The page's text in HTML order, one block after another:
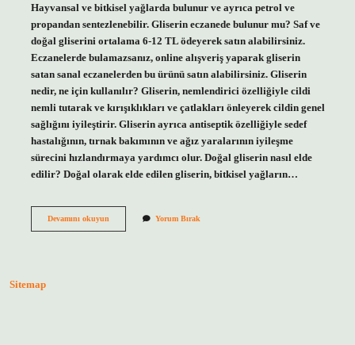
Hayvansal ve bitkisel yağlarda bulunur ve ayrıca petrol ve
propandan sentezlenebilir. Gliserin eczanede bulunur mu? Saf ve
doğal gliserini ortalama 6-12 TL ödeyerek satın alabilirsiniz.
Eczanelerde bulamazsanız, online alışveriş yaparak gliserin
satan sanal eczanelerden bu ürünü satın alabilirsiniz. Gliserin
nedir, ne için kullanılır? Gliserin, nemlendirici özelliğiyle cildi
nemli tutarak ve kırışıklıkları ve çatlakları önleyerek cildin genel
sağlığını iyileştirir. Gliserin ayrıca antiseptik özelliğiyle sedef
hastalığının, tırnak bakımının ve ağız yaralarının iyileşme
sürecini hızlandırmaya yardımcı olur. Doğal gliserin nasıl elde
edilir? Doğal olarak elde edilen gliserin, bitkisel yağların…
Devamını okuyunGliserin
Yorum Bırak
Sitemap